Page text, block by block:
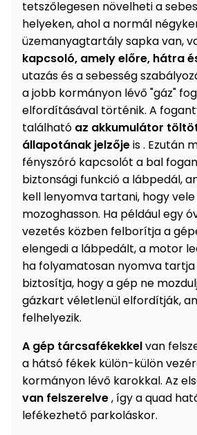
tetszőlegesen növelheti a
helyeken, ahol a normál
üzemanyagtartály sapka van,
kapcsoló, amely előre, hátra
utazás és a sebesség
a jobb kormányon lévő "gáz"
elfordításával történik. A
található az akkumulátor
állapotának jelzőjeis . Ezután
fényszóró kapcsolót a bal
biztonsági funkció a lábpedál,
kell lenyomva tartani, hogy vele
mozoghasson. Ha például egy
vezetés közben felborítja a
elengedi a lábpedált, a motor
ha folyamatosan nyomva tartja
biztosítja, hogy a gép ne
gázkart véletlenül elfordítják,
felhelyezik.
A gép tárcsafékekkelvan
a hátsó fékek külön-külön
kormányon lévő karokkal. Az
van felszerelve, így a quad
lefékezhető parkoláskor.